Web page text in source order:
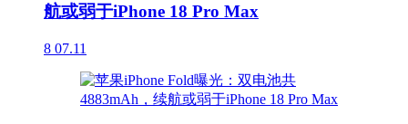
航或弱于iPhone 18 Pro Max
8 07.11